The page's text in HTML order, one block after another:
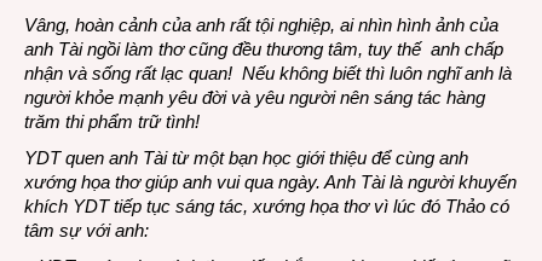
Vâng, hoàn cảnh của anh rất tội nghiệp, ai nhìn hình ảnh của
anh Tài ngồi làm thơ cũng đều thương tâm, tuy thế anh chấp
nhận và sống rất lạc quan! Nếu không biết thì luôn nghĩ anh là
người khỏe mạnh yêu đời và yêu người nên sáng tác hàng
trăm thi phẩm trữ tình!
YDT quen anh Tài từ một bạn học giới thiệu để cùng anh
xướng họa thơ giúp anh vui qua ngày. Anh Tài là người khuyến
khích YDT tiếp tục sáng tác, xướng họa thơ vì lúc đó Thảo có
tâm sự với anh: